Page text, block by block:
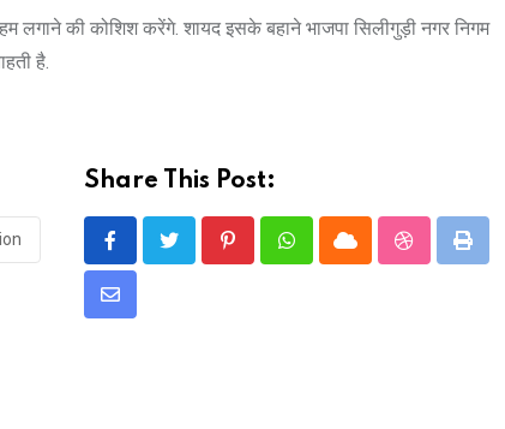
लगाने की कोशिश करेंगे. शायद इसके बहाने भाजपा सिलीगुड़ी नगर निगम
है.
Share This Post:
PinterestWhatsappCloud StumbleUpon
Print
Share